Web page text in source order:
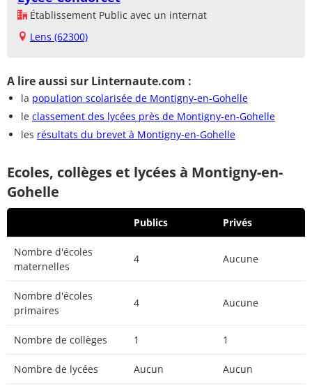
Établissement Public avec un internat
Lens (62300)
A lire aussi sur Linternaute.com :
la population scolarisée de Montigny-en-Gohelle
le classement des lycées près de Montigny-en-Gohelle
les résultats du brevet à Montigny-en-Gohelle
Ecoles, collèges et lycées à Montigny-en-
Gohelle
Publics Privés
Nombre d'écoles
maternelles
4 Aucune
Nombre d'écoles
primaires
4 Aucune
Nombre de collèges 1 1
Nombre de lycées Aucun Aucun